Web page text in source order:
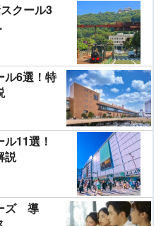
クール3
ル6選！特
11選！
説
ズ 導